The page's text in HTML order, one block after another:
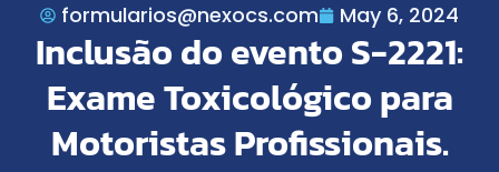
formularios@nexocs.com May 6, 2024
Inclusão do evento S-2221:
Exame Toxicológico para
Motoristas Profissionais.